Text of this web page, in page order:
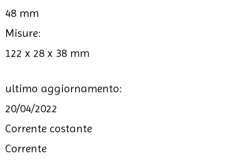
48 mm
Misure:
122 x 28 x 38 mm
ultimo aggiornamento:
20/04/2022
Corrente costante
Corrente